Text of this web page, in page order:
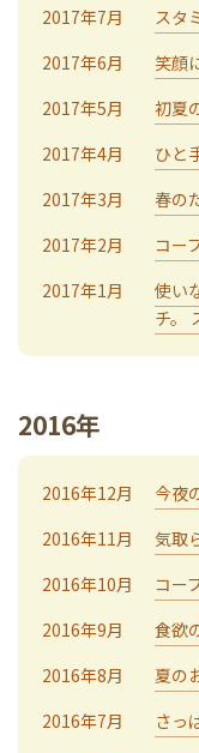
2017年7月
スタ
2017年6月
笑顔
2017年5月
初夏
2017年4月
ひと
2017年3月
春の
2017年2月
コー
2017年1月
使い
チ。
2016年
2016年12月
今夜
2016年11月
気取
2016年10月
コー
2016年9月
食欲
2016年8月
夏の
2016年7月
さっ